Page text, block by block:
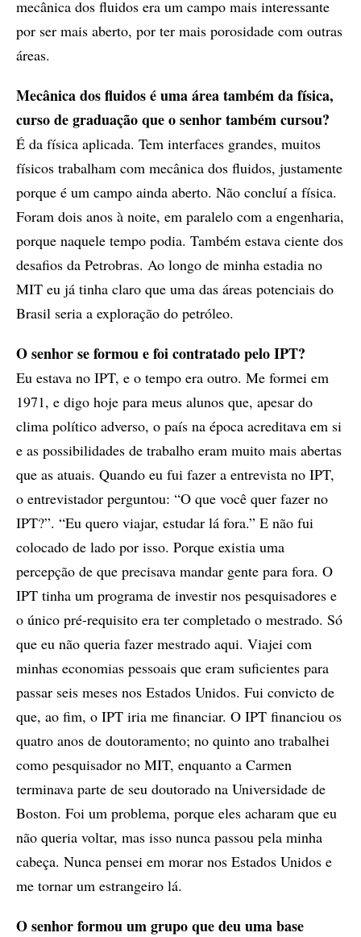
mecânica dos fluidos era um campo mais interessante
por ser mais aberto, por ter mais porosidade com outras
áreas.
Mecânica dos fluidos é uma área também da física,
curso de graduação que o senhor também cursou?
É da física aplicada. Tem interfaces grandes, muitos
físicos trabalham com mecânica dos fluidos, justamente
porque é um campo ainda aberto. Não concluí a física.
Foram dois anos à noite, em paralelo com a engenharia,
porque naquele tempo podia. Também estava ciente dos
desafios da Petrobras. Ao longo de minha estadia no
MIT eu já tinha claro que uma das áreas potenciais do
Brasil seria a exploração do petróleo.
O senhor se formou e foi contratado pelo IPT?
Eu estava no IPT, e o tempo era outro. Me formei em
1971, e digo hoje para meus alunos que, apesar do
clima político adverso, o país na época acreditava em si
e as possibilidades de trabalho eram muito mais abertas
que as atuais. Quando eu fui fazer a entrevista no IPT,
o entrevistador perguntou: “O que você quer fazer no
IPT?”. “Eu quero viajar, estudar lá fora.” E não fui
colocado de lado por isso. Porque existia uma
percepção de que precisava mandar gente para fora. O
IPT tinha um programa de investir nos pesquisadores e
o único pré-requisito era ter completado o mestrado. Só
que eu não queria fazer mestrado aqui. Viajei com
minhas economias pessoais que eram suficientes para
passar seis meses nos Estados Unidos. Fui convicto de
que, ao fim, o IPT iria me financiar. O IPT financiou os
quatro anos de doutoramento; no quinto ano trabalhei
como pesquisador no MIT, enquanto a Carmen
terminava parte de seu doutorado na Universidade de
Boston. Foi um problema, porque eles acharam que eu
não queria voltar, mas isso nunca passou pela minha
cabeça. Nunca pensei em morar nos Estados Unidos e
me tornar um estrangeiro lá.
O senhor formou um grupo que deu uma base